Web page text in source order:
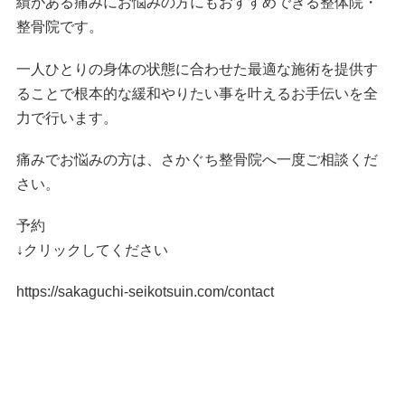
整骨院です。
一人ひとりの身体の状態に合わせた最適な施術を提供す
ることで根本的な緩和やりたい事を叶えるお手伝いを全
力で行います。
痛みでお悩みの方は、さかぐち整骨院へ一度ご相談くだ
さい。
予約
↓クリックしてください
https://sakaguchi-seikotsuin.com/contact